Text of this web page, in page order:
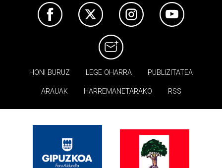
HONI BURUZ LEGE OHARRA PUBLIZITATEA
ARAUAK HARREMANETARAKO RSS